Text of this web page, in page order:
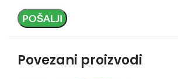
Povezani proizvodi